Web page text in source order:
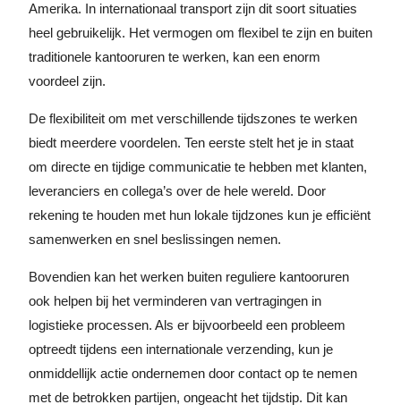
Amerika. In internationaal transport zijn dit soort situaties
heel gebruikelijk. Het vermogen om flexibel te zijn en buiten
traditionele kantooruren te werken, kan een enorm
voordeel zijn.
De flexibiliteit om met verschillende tijdszones te werken
biedt meerdere voordelen. Ten eerste stelt het je in staat
om directe en tijdige communicatie te hebben met klanten,
leveranciers en collega’s over de hele wereld. Door
rekening te houden met hun lokale tijdzones kun je efficiënt
samenwerken en snel beslissingen nemen.
Bovendien kan het werken buiten reguliere kantooruren
ook helpen bij het verminderen van vertragingen in
logistieke processen. Als er bijvoorbeeld een probleem
optreedt tijdens een internationale verzending, kun je
onmiddellijk actie ondernemen door contact op te nemen
met de betrokken partijen, ongeacht het tijdstip. Dit kan